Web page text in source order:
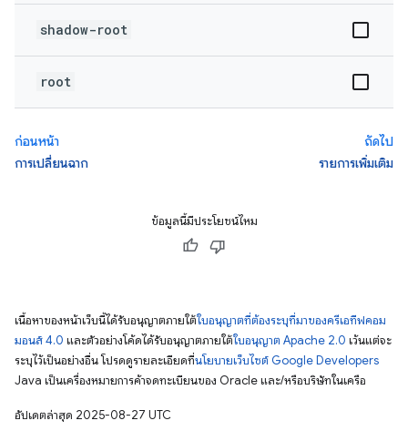
shadow-root
root
ก่อนหน้า
การเปลี่ยนฉาก
ถัดไป
รายการเพิ่มเติม
ข้อมูลนี้มีประโยชน์ไหม
เนื้อหาของหน้าเว็บนี้ได้รับอนุญาตภายใต้ใบอนุญาตที่ต้องระบุที่มาของครีเอทีฟคอม
มอนส์ 4.0 และตัวอย่างโค้ดได้รับอนุญาตภายใต้ใบอนุญาต Apache 2.0 เว้นแต่จะ
ระบุไว้เป็นอย่างอื่น โปรดดูรายละเอียดที่นโยบายเว็บไซต์ Google Developers
Java เป็นเครื่องหมายการค้าจดทะเบียนของ Oracle และ/หรือบริษัทในเครือ
อัปเดตล่าสุด 2025-08-27 UTC